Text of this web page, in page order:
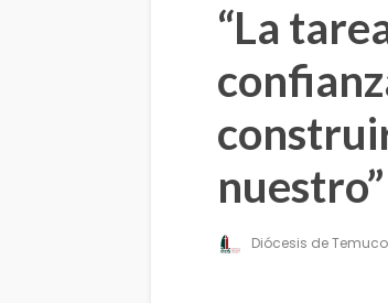
“La
nuestro”
Diócesis de Temuco